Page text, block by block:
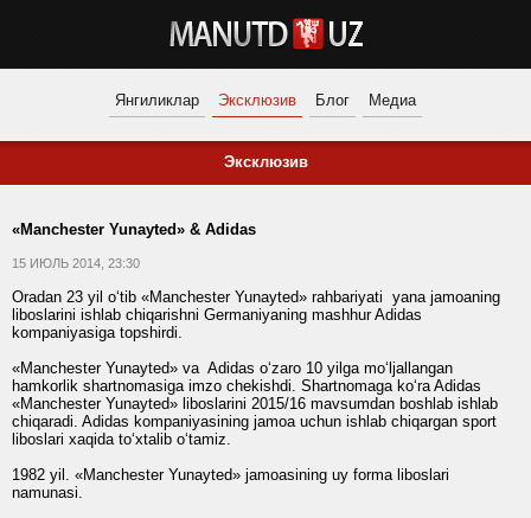
Янгиликлар Эксклюзив Блог Медиа
Эксклюзив
«Manchester Yunayted» & Adidas
15 ИЮЛЬ 2014, 23:30
Oradan 23 yil o‘tib «Manchester Yunayted» rahbariyati yana jamoaning
liboslarini ishlab chiqarishni Germaniyaning mashhur Adidas
kompaniyasiga topshirdi.
«Manchester Yunayted» va Adidas o‘zaro 10 yilga mo‘ljallangan
hamkorlik shartnomasiga imzo chekishdi. Shartnomaga ko‘ra Adidas
«Manchester Yunayted» liboslarini 2015/16 mavsumdan boshlab ishlab
chiqaradi. Adidas kompaniyasining jamoa uchun ishlab chiqargan sport
liboslari xaqida to‘xtalib o‘tamiz.
1982 yil. «Manchester Yunayted» jamoasining uy forma liboslari
namunasi.